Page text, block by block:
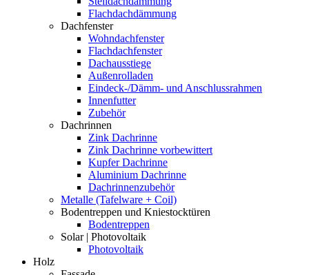
Flachdachdämmung
Dachfenster
Wohndachfenster
Flachdachfenster
Dachausstiege
Außenrolladen
Eindeck-/Dämm- und Anschlussrahmen
Innenfutter
Zubehör
Dachrinnen
Zink Dachrinne
Zink Dachrinne vorbewittert
Kupfer Dachrinne
Aluminium Dachrinne
Dachrinnenzubehör
Metalle (Tafelware + Coil)
Bodentreppen und Kniestocktüren
Bodentreppen
Solar | Photovoltaik
Photovoltaik
Holz